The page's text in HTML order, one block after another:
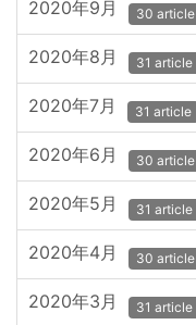
2020年9月 30 article
2020年8月 31 article
2020年7月 31 article
2020年6月 30 article
2020年5月 31 article
2020年4月 30 article
2020年3月 31 article